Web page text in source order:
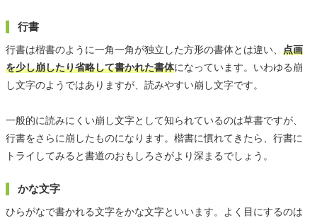
行書
行書は楷書のように一角一角が独立した方形の書体とは違い、 点画
を少し崩したり省略して書かれた書体になっています。いわゆる崩
し文字のようではありますが、読みやすい崩し文字です。
一般的に読みにくい崩し文字として知られているのは草書ですが、
行書をさらに崩したものになります。楷書に慣れてきたら、行書に
トライしてみると書道のおもしろさがより深まるでしょう。
かな文字
ひらがなで書かれる文字をかな文字といいます。よく目にするのは